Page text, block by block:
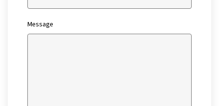
Message